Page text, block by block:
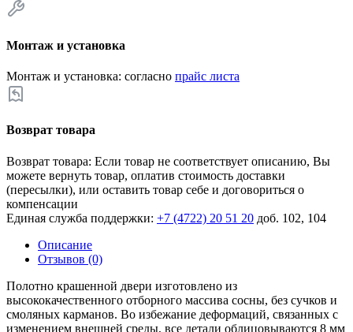
Монтаж и установка
Монтаж и установка: согласно прайс листа
Возврат товара
Возврат товара: Если товар не соответствует описанию, Вы
можете вернуть товар, оплатив стоимость доставки
(пересылки), или оставить товар себе и договориться о
компенсации
Единая служба поддержки: +7 (4722) 20 51 20 доб. 102, 104
Описание
Отзывов (0)
Полотно крашенной двери изготовлено из
высококачественного отборного массива сосны, без сучков и
смоляных карманов. Во избежание деформаций, связанных с
изменением внешней среды, все детали облицовываются 8 мм